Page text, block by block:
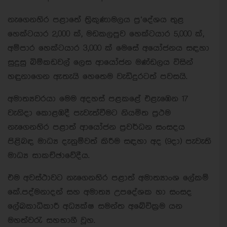
නැගෙනහිර පළාතේ ත්‍රිකුණාමලය ප්‍ර‘දේශය තුළ
හෙක්ටයාර 2,000 ක්, මඩකලපුව හෙක්ටයාර 5,000 ක්,
අම්පාර හෙක්ටයාර 3,000 ක් මෙසේ අයෝජනය සඳහා
සුදුසු බිම්කඩවල් ලෙස ආයෝජන මණ්ඩලය විසින්
හඳුනාගෙන ඇතැයි හෙතෙම වැඩිදුරටත් පවසයි.
අමාත්‍යවරයා මෙම අදහස් පළකළේ එළැඹෙන 17
වැනිදා කොළඹදී පැවැත්වීමට නියමිත ප්‍රථම
නැගෙනහිර පළාත් ආයෝජන ප්‍රවර්ධන සංසදය
පිළිබඳ මාධ්‍ය දැනුම්වත් කිරීම සඳහා අද (9දා) පැවැති
මාධ්‍ය සාකච්ඡාවේදීය.
එම අවස්ථාවට නැගෙනහිර පළාත් අමාත්‍යාංශ ලේකම්
කේ.පද්මනාදන් සහ අමාත්‍ය උපදේශක හා සංසද
ලේඛකාධිකාරී අධ්‍යක්ෂ සමන්ත අබේවික්‍රම යන
මහත්වරැ සහභාගී වූහ.